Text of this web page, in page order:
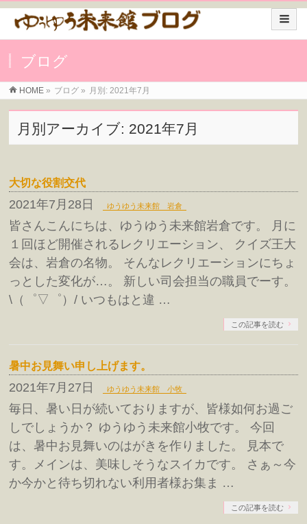
ブログ
HOME » ブログ » 月別: 2021年7月
月別アーカイブ: 2021年7月
大切な役割交代
2021年7月28日 ゆうゆう未来館 岩倉
皆さんこんにちは、ゆうゆう未来館岩倉です。 月に
１回ほど開催されるレクリエーション、 クイズ王大
会は、岩倉の名物。 そんなレクリエーションにちょ
っとした変化が…。 新しい司会担当の職員でーす。
\（゜▽゜）/ いつもはと違 …
この記事を読む
暑中お見舞い申し上げます。
2021年7月27日 ゆうゆう未来館 小牧
毎日、暑い日が続いておりますが、皆様如何お過ご
しでしょうか？ ゆうゆう未来館小牧です。 今回
は、暑中お見舞いのはがきを作りました。 見本で
す。メインは、美味しそうなスイカです。 さぁ～今
か今かと待ち切れない利用者様お集ま …
この記事を読む